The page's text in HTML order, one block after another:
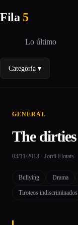
Fila 5
Lo último
Categoría ▾
GENERAL
The dirties
03/11/2013 · Jordi Flotats
Bullying Drama
Tiroteos indiscriminados